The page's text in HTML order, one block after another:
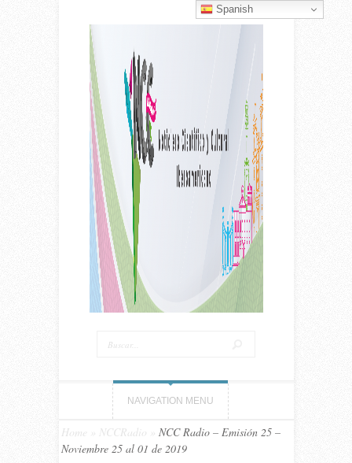
NAVIGATION MENU
Home NCCRadio
NCC Ra­dio – Emi­sión 25 –
Noviembre 25 al 01 de 2019
Spanish